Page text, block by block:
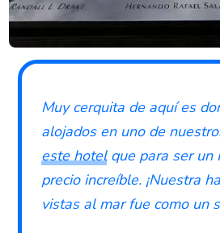
Muy cerquita de aquí es
alojados en uno de
este hotelque para ser un
precio increíble. ¡Nuestra
vistas al mar fue como un